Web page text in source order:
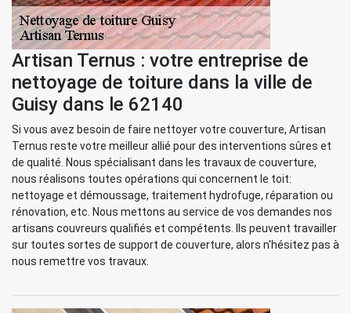
Artisan Ternus : votre entreprise de
nettoyage de toiture dans la ville de
Guisy dans le 62140
Si vous avez besoin de faire nettoyer votre couverture, Artisan
Ternus reste votre meilleur allié pour des interventions sûres et
de qualité. Nous spécialisant dans les travaux de couverture,
nous réalisons toutes opérations qui concernent le toit:
nettoyage et démoussage, traitement hydrofuge, réparation ou
rénovation, etc. Nous mettons au service de vos demandes nos
artisans couvreurs qualifiés et compétents. Ils peuvent travailler
sur toutes sortes de support de couverture, alors n'hésitez pas à
nous remettre vos travaux.